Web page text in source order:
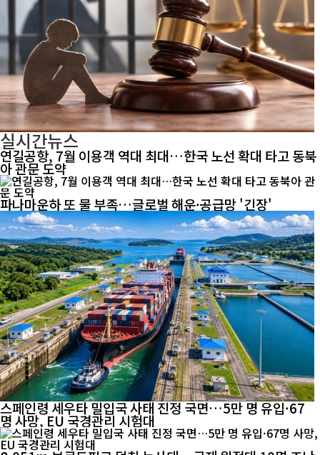
실시간뉴스
연길공항, 7월 이용객 역대 최대…한국 노선 확대 타고 동북
아 관문 도약
파나마운하 또 물 부족…글로벌 해운·공급망 '긴장'
스페인령 세우타 밀입국 사태 진정 국면…5만 명 유입·67
명 사망, EU 국경관리 시험대